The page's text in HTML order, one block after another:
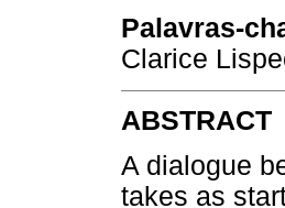
Palavras-
Clarice
ABSTRACT
A dialogue
takes as